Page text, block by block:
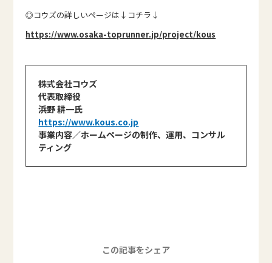
◎コウズの詳しいページは↓コチラ↓
https://www.osaka-toprunner.jp/project/kous
株式会社コウズ
代表取締役
浜野 耕一氏
https://www.kous.co.jp
事業内容／ホームページの制作、運用、コンサル
ティング
この記事をシェア